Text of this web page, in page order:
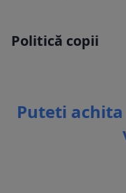
Politică copii
Puteti